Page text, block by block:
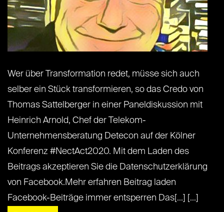
Wer über Transformation redet, müsse sich auch
selber ein Stück transformieren, so das Credo von
Thomas Sattelberger in einer Paneldiskussion mit
Heinrich Arnold, Chef der Telekom-
Unternehmensberatung Detecon auf der Kölner
Konferenz #NectAct2020. Mit dem Laden des
Beitrags akzeptieren Sie die Datenschutzerklärung
von Facebook.Mehr erfahren Beitrag laden
Facebook-Beiträge immer entsperren Das[...] [...]